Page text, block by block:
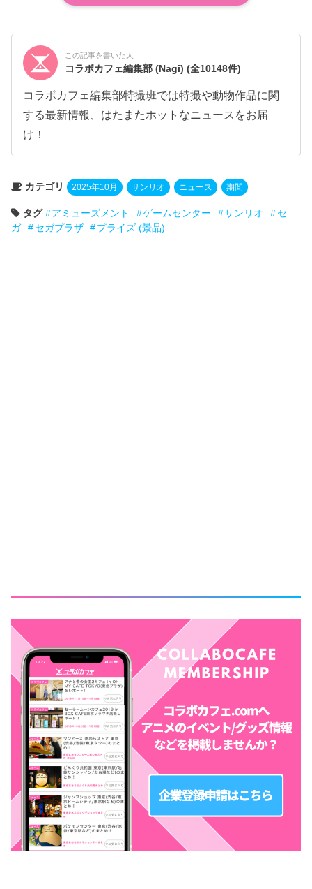
この記事を書いた人
コラボカフェ編集部 (Nagi)(全10148件)
コラボカフェ編集部特撮班では特撮や動物作品に関
する最新情報、はたまたホットなニュースをお届
け！
カテゴリ 2025年10月 サンリオ ニュース 期間
タグ アミューズメント ゲームセンター サンリオ
セ
ガ
セガプラザ プライズ (景品)